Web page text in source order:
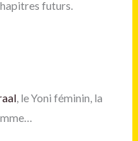
futurs.
, le Yoni féminin, la